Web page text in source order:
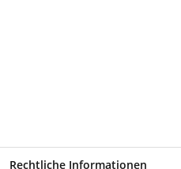
Rechtliche Informationen